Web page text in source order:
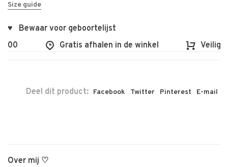
Size guide
♥ Bewaar voor geboortelijst
Gratis afhalen in de winkel Veilig
Deel dit product: Facebook Twitter Pinterest E-mail
Over mij ♡